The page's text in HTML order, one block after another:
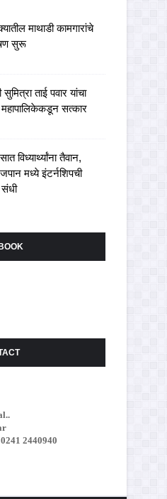
माथाडी कामगारांचे
सुरू
ताई पवार यांचा
महापालिकेकडून सत्कार
विध्यार्थ्यांना तैवान,
मध्ये इंटर्नशिपची
संधी
2440940